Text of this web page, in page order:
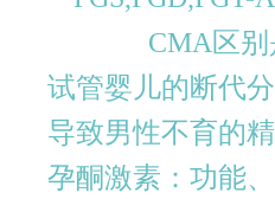
CMA区别
试管婴儿的断代
导致男性不育的
孕酮激素：功能